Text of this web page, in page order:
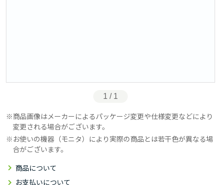
1 / 1
商品画像はメーカーによるパッケージ変更や仕様変更などにより
変更される場合がございます。
お使いの機器（モニタ）により実際の商品とは若干色が異なる場
合がございます。
商品について
お支払いについて